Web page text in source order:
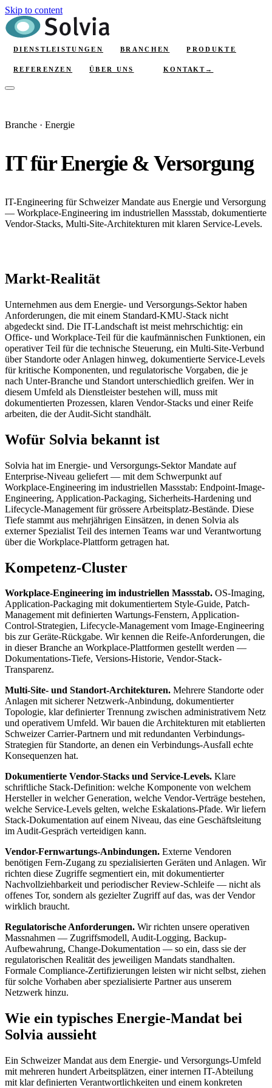
Skip to content
DIENSTLEISTUNGEN BRANCHEN PRODUKTE
REFERENZEN ÜBER UNS KONTAKT →
Branche · Energie
IT für Energie & Versorgung
IT-Engineering für Schweizer Mandate aus Energie und Versorgung
— Workplace-Engineering im industriellen Massstab, dokumentierte
Vendor-Stacks, Multi-Site-Architekturen mit klaren Service-Levels.
Markt-Realität
Unternehmen aus dem Energie- und Versorgungs-Sektor haben
Anforderungen, die mit einem Standard-KMU-Stack nicht
abgedeckt sind. Die IT-Landschaft ist meist mehrschichtig: ein
Office- und Workplace-Teil für die kaufmännischen Funktionen, ein
operativer Teil für die technische Steuerung, ein Multi-Site-Verbund
über Standorte oder Anlagen hinweg, dokumentierte Service-Levels
für kritische Komponenten, und regulatorische Vorgaben, die je
nach Unter-Branche und Standort unterschiedlich greifen. Wer in
diesem Umfeld als Dienstleister bestehen will, muss mit
dokumentierten Prozessen, klaren Vendor-Stacks und einer Reife
arbeiten, die der Audit-Sicht standhält.
Wofür Solvia bekannt ist
Solvia hat im Energie- und Versorgungs-Sektor Mandate auf
Enterprise-Niveau geliefert — mit dem Schwerpunkt auf
Workplace-Engineering im industriellen Massstab: Endpoint-Image-
Engineering, Application-Packaging, Sicherheits-Hardening und
Lifecycle-Management für grössere Arbeitsplatz-Bestände. Diese
Tiefe stammt aus mehrjährigen Einsätzen, in denen Solvia als
externer Spezialist Teil des internen Teams war und Verantwortung
über die Workplace-Plattform getragen hat.
Kompetenz-Cluster
Workplace-Engineering im industriellen Massstab. OS-Imaging,
Application-Packaging mit dokumentiertem Style-Guide, Patch-
Management mit definierten Wartungs-Fenstern, Application-
Control-Strategien, Lifecycle-Management vom Image-Engineering
bis zur Geräte-Rückgabe. Wir kennen die Reife-Anforderungen, die
in dieser Branche an Workplace-Plattformen gestellt werden —
Dokumentations-Tiefe, Versions-Historie, Vendor-Stack-
Transparenz.
Multi-Site- und Standort-Architekturen. Mehrere Standorte oder
Anlagen mit sicherer Netzwerk-Anbindung, dokumentierter
Topologie, klar definierter Trennung zwischen administrativem Netz
und operativem Umfeld. Wir bauen die Architekturen mit etablierten
Schweizer Carrier-Partnern und mit redundanten Verbindungs-
Strategien für Standorte, an denen ein Verbindungs-Ausfall echte
Konsequenzen hat.
Dokumentierte Vendor-Stacks und Service-Levels. Klare
schriftliche Stack-Definition: welche Komponente von welchem
Hersteller in welcher Generation, welche Vendor-Verträge bestehen,
welche Service-Levels gelten, welche Eskalations-Pfade. Wir liefern
Stack-Dokumentation auf einem Niveau, das eine Geschäftsleitung
im Audit-Gespräch verteidigen kann.
Vendor-Fernwartungs-Anbindungen. Externe Vendoren
benötigen Fern-Zugang zu spezialisierten Geräten und Anlagen. Wir
richten diese Zugriffe segmentiert ein, mit dokumentierter
Nachvollziehbarkeit und periodischer Review-Schleife — nicht als
offenes Tor, sondern als gezielter Zugriff auf das, was der Vendor
wirklich braucht.
Regulatorische Anforderungen. Wir richten unsere operativen
Massnahmen — Zugriffsmodell, Audit-Logging, Backup-
Aufbewahrung, Change-Dokumentation — so ein, dass sie der
regulatorischen Realität des jeweiligen Mandats standhalten.
Formale Compliance-Zertifizierungen leisten wir nicht selbst, ziehen
für solche Vorhaben aber spezialisierte Partner aus unserem
Netzwerk hinzu.
Wie ein typisches Energie-Mandat bei
Solvia aussieht
Ein Schweizer Mandat aus dem Energie- und Versorgungs-Umfeld
mit mehreren hundert Arbeitsplätzen, einer internen IT-Abteilung
mit klar definierten Verantwortlichkeiten und einem konkreten